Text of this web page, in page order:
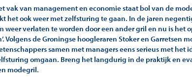
vak van management en economie staat bol van de
het ook weer met zelfsturing te gaan. In de jaren
weer verlaten te worden door een ander gril en nu is het
Volgens de Groningse hoogleraren Stoker en Garretsen
samen met managers eens serieus met het
omgaan. Breng het langdurig in de praktijk en
modegril.